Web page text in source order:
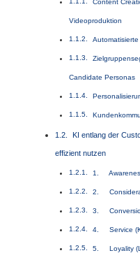
Content
Videoproduktion
Candidate Personas
KI entlang der
effizient nutzen
1.
2.
3.
4. Service
5. Loyality